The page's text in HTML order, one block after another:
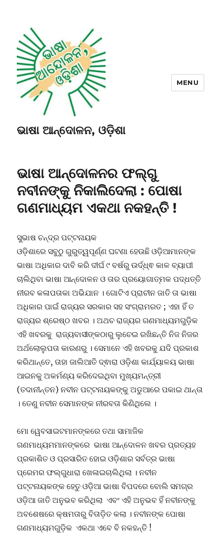
ଭାଷା ଆନ୍ଦୋଳନ, ଓଡ଼ିଶା
MENU
ଭାଷା ଆନ୍ଦୋଳନର ଫଲ୍ଗୁ
ନବୀନଙ୍କୁ ନିକାଲିଦେଲା : ପୋଷା
ଗଣମାଧ୍ୟମ ଏକଥା ନକହନ୍ତି !
ସୁଭାଷ ଚନ୍ଦ୍ର ପଟ୍ଟନାୟକ
ଓଡ଼ିଶାରେ ସବୁଠୁ ଗୁରୁତ୍ୱପୂର୍ଣ୍ଣ ଘଟଣା ହେଉଛି ଓଡ଼ିଆମାନଙ୍କ
ଭାଷା ଅଧିକାର ଦାବି କରି ଦୀର୍ଘ ୯ ବର୍ଷରୁ ଉର୍ଦ୍ଧ୍ଵ କାଳ ବ୍ୟାପୀ
ଚାଲିଥିବା ଭାଷା ଆନ୍ଦୋଳନ ଓ ତାର ପ୍ରୟୋଗାତ୍ମକ ପଦ୍ଧତ୍ତି
ନୀରବ କଳାପତାକା ଅଭିଯାନ । ଗୋଟିଏ ପ୍ରାଚୀନ ଜାତି ତା ଭାଷା
ଅଧିକାର ପାଇଁ ରାଜ୍ୟର ସରକାର ସହ ସଂଗ୍ରାମରତ ; ଏହା ହିଁ ତ
ରାଜ୍ୟର ଶ୍ରେଷ୍ଠ ଖବର । ଅଥଚ ରାଜ୍ୟର ଗଣମାଧ୍ୟମଗୁଡ଼ିକ
ଏହି ଖବରକୁ ରାଜ୍ୟବାସୀଙ୍କଠାରୁ ଲୁଚେଇ ରଖିଛନ୍ତି ନିଜ ନିଜର
ଅର୍ଥଲୋଲୁପତା କାରଣରୁ । ସେମାନେ ଏହି ଖବରକୁ ଯଦି ପ୍ରକାଶ
କରିଥାନ୍ତେ, ତାହା ଜାଲିଆତି ଦ୍ଵାରା ଓଡ଼ିଶା କାର୍ଯ୍ୟାଳୟ ଭାଷା
ଆଇନକୁ ଅକର୍ମଣ୍ୟ କରିଦେଇଥିବା ମୁଖ୍ୟମନ୍ତ୍ରୀ
(ତଦାନୀନ୍ତନ) ନବୀନ ପଟ୍ଟନାୟକଙ୍କୁ ଅଡୁଆରେ ପକାଇ ଥାନ୍ତା
। ତେଣୁ ନବୀନ ସେମାନଙ୍କ ନୀରବତା କିଣିଥିଲେ ।
ମୋ ୱେବସାଇଟମାନଙ୍କରେ ତଥା ସାମାଜିକ
ଗଣମାଧ୍ୟମମାନଙ୍କରେ ଭାଷା ଆନ୍ଦୋଳନ ଖବର ପ୍ରତ୍ୟହ
ପ୍ରକାଶିତ ଓ ପ୍ରସାରିତ ହୋଇ ଓଡ଼ିଶାର ସର୍ବତ୍ର ଭାଷା
ପ୍ରେମର ଫଲ୍ଗୁଧାରା ଖେଳାଇଚାଲିଥିଲା । ନବୀନ
ପଟ୍ଟନାୟକଙ୍କ ହେତୁ ଓଡ଼ିଆ ଭାଷା ବିପଦରେ ବୋଲି ସମଗ୍ର
ଓଡ଼ିଆ ଜାତି ଅନୁଭବ କରିଥିଲା ଏବଂ ଏହି ଅନୁଭବ ହିଁ ନବୀନଙ୍କୁ
ଅବଶେଷରେ କ୍ଷମତାରୁ ବିତାଡ଼ିତ କଲା । ନବୀନଙ୍କ ପୋଷା
ଗଣମାଧ୍ୟମଗୁଡ଼ିକ ଏକଥା ଏବେ ବି ନକହନ୍ତି !